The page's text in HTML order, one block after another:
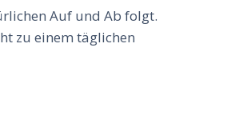
Auf und Ab folgt.
zu einem täglichen